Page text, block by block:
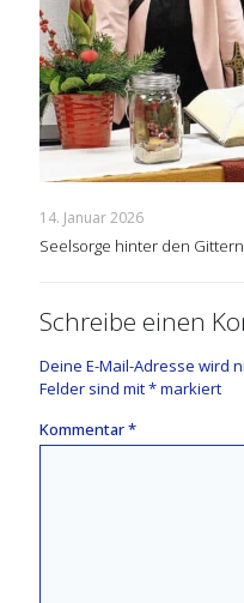
14. Januar 2026
Seelsorge hinter den Gittern
Schreibe einen
Deine E-Mail-Adresse wird
Felder sind mit*markiert
Kommentar*